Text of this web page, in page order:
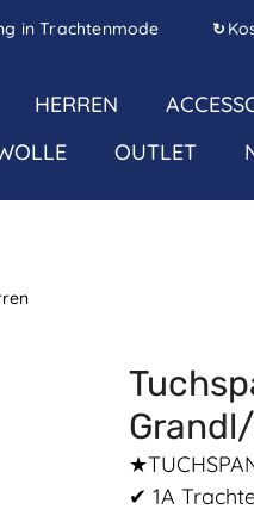
in Trachtenmode ↻
HERREN
OUTLET
✔ 1A